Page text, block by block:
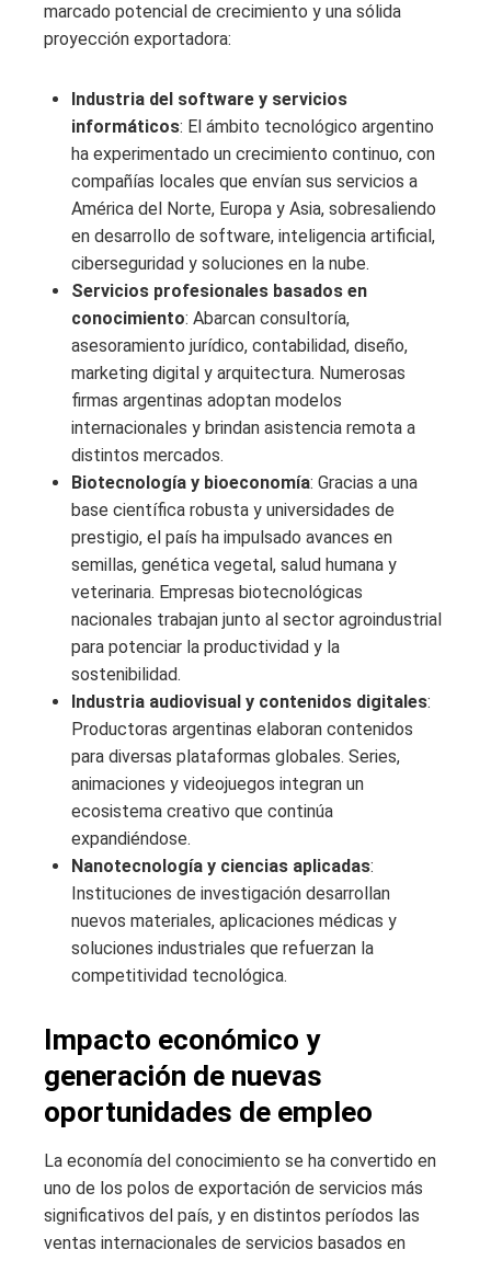
marcado potencial de crecimiento y una sólida
proyección exportadora:
Industria del software y servicios
informáticos: El ámbito tecnológico argentino
ha experimentado un crecimiento continuo, con
compañías locales que envían sus servicios a
América del Norte, Europa y Asia, sobresaliendo
en desarrollo de software, inteligencia artificial,
ciberseguridad y soluciones en la nube.
Servicios profesionales basados en
conocimiento: Abarcan consultoría,
asesoramiento jurídico, contabilidad, diseño,
marketing digital y arquitectura. Numerosas
firmas argentinas adoptan modelos
internacionales y brindan asistencia remota a
distintos mercados.
Biotecnología y bioeconomía: Gracias a una
base científica robusta y universidades de
prestigio, el país ha impulsado avances en
semillas, genética vegetal, salud humana y
veterinaria. Empresas biotecnológicas
nacionales trabajan junto al sector agroindustrial
para potenciar la productividad y la
sostenibilidad.
Industria audiovisual y contenidos digitales:
Productoras argentinas elaboran contenidos
para diversas plataformas globales. Series,
animaciones y videojuegos integran un
ecosistema creativo que continúa
expandiéndose.
Nanotecnología y ciencias aplicadas:
Instituciones de investigación desarrollan
nuevos materiales, aplicaciones médicas y
soluciones industriales que refuerzan la
competitividad tecnológica.
Impacto económico y
generación de nuevas
oportunidades de empleo
La economía del conocimiento se ha convertido en
uno de los polos de exportación de servicios más
significativos del país, y en distintos períodos las
ventas internacionales de servicios basados en